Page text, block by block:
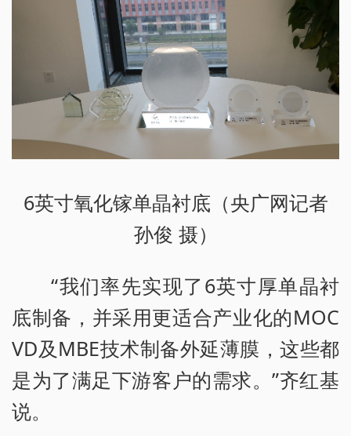
6英寸氧化镓单晶衬底（央广网记者
孙俊 摄）
“我们率先实现了6英寸厚单晶衬
底制备，并采用更适合产业化的MOC
VD及MBE技术制备外延薄膜，这些都
是为了满足下游客户的需求。”齐红基
说。